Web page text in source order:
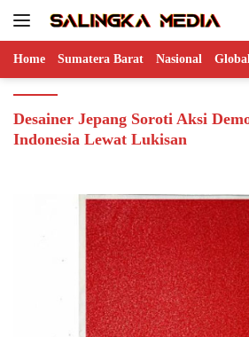
Home Sumatera Barat Nasional
Desainer Jepang Soroti Aksi
Indonesia Lewat Lukisan